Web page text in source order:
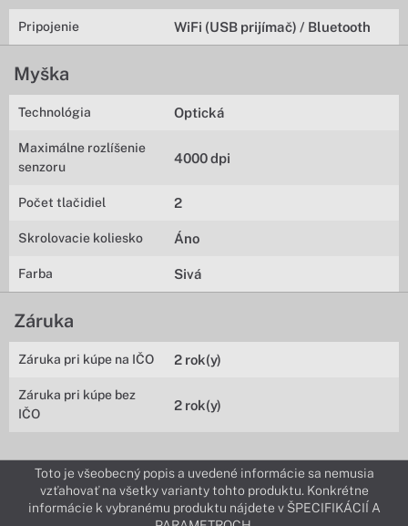
Pripojenie WiFi (USB prijímač) / Bluetooth
Myška
Technológia Optická
Maximálne rozlíšenie
senzoru
4000 dpi
Počet tlačidiel 2
Skrolovacie koliesko Áno
Farba Sivá
Záruka
Záruka pri kúpe na IČO 2 rok(y)
Záruka pri kúpe bez
IČO
2 rok(y)
Toto je všeobecný popis a uvedené informácie sa nemusia
vzťahovať na všetky varianty tohto produktu. Konkrétne
informácie k vybranému produktu nájdete v ŠPECIFIKÁCIÍ A